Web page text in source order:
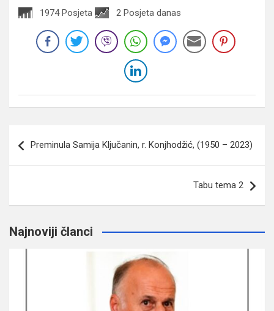
1974 Posjeta 2 Posjeta danas
članaka
Preminula Samija Ključanin, r. Konjhodžić, (1950 – 2023)
Tabu tema 2
Najnoviji članci